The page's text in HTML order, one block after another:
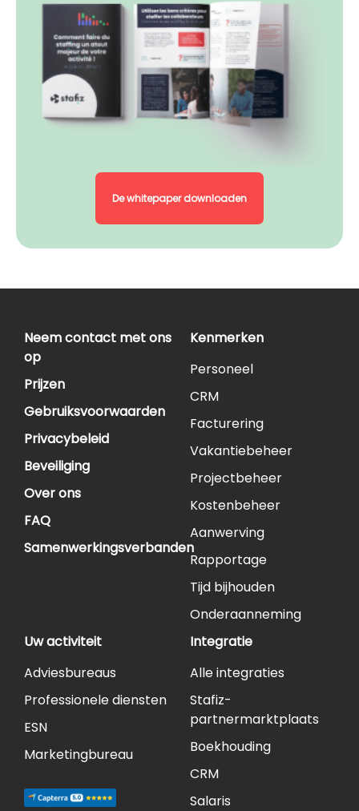
De whitepaper downloaden
Neem contact met ons
op
Prijzen
Gebruiksvoorwaarden
Privacybeleid
Beveiliging
Over ons
FAQ
Samenwerkingsverbanden
Kenmerken
Personeel
CRM
Facturering
Vakantiebeheer
Projectbeheer
Kostenbeheer
Aanwerving
Rapportage
Tijd bijhouden
Onderaanneming
Uw activiteit
Adviesbureaus
Professionele diensten
ESN
Marketingbureau
Integratie
Alle integraties
Stafiz-
partnermarktplaats
Boekhouding
CRM
Salaris